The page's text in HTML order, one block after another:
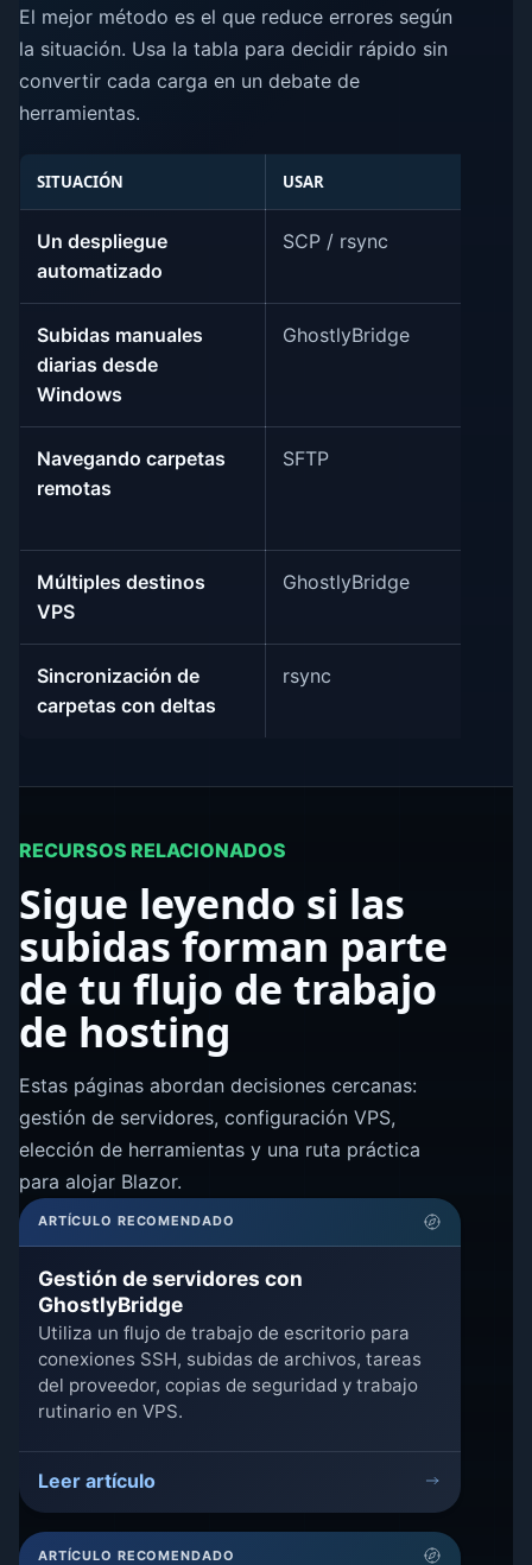
El mejor método es el que reduce errores según
la situación. Usa la tabla para decidir rápido sin
convertir cada carga en un debate de
herramientas.
SITUACIÓN USAR
Un despliegue
automatizado
SCP / rsync
Subidas manuales
diarias desde
Windows
GhostlyBridge
Navegando carpetas
remotas
SFTP
Múltiples destinos
VPS
GhostlyBridge
Sincronización de
carpetas con deltas
rsync
RECURSOS RELACIONADOS
Sigue leyendo si las
subidas forman parte
de tu flujo de trabajo
de hosting
Estas páginas abordan decisiones cercanas:
gestión de servidores, configuración VPS,
elección de herramientas y una ruta práctica
para alojar Blazor.
ARTÍCULO RECOMENDADO
Gestión de servidores con
GhostlyBridge
Utiliza un flujo de trabajo de escritorio para
conexiones SSH, subidas de archivos, tareas
del proveedor, copias de seguridad y trabajo
rutinario en VPS.
Leer artículo
ARTÍCULO RECOMENDADO